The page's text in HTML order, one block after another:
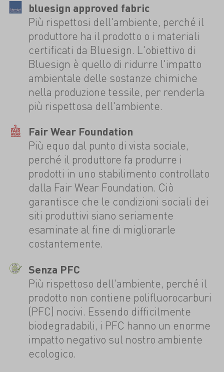
bluesign approved fabric
Più rispettosi dell'ambiente, perché il
produttore ha il prodotto o i materiali
certificati da Bluesign. L'obiettivo di
Bluesign è quello di ridurre l'impatto
ambientale delle sostanze chimiche
nella produzione tessile, per renderla
più rispettosa dell'ambiente.
Fair Wear Foundation
Più equo dal punto di vista sociale,
perché il produttore fa produrre i
prodotti in uno stabilimento controllato
dalla Fair Wear Foundation. Ciò
garantisce che le condizioni sociali dei
siti produttivi siano seriamente
esaminate al fine di migliorarle
costantemente.
Senza PFC
Più rispettoso dell'ambiente, perché il
prodotto non contiene polifluorocarburi
(PFC) nocivi. Essendo difficilmente
biodegradabili, i PFC hanno un enorme
impatto negativo sul nostro ambiente
ecologico.